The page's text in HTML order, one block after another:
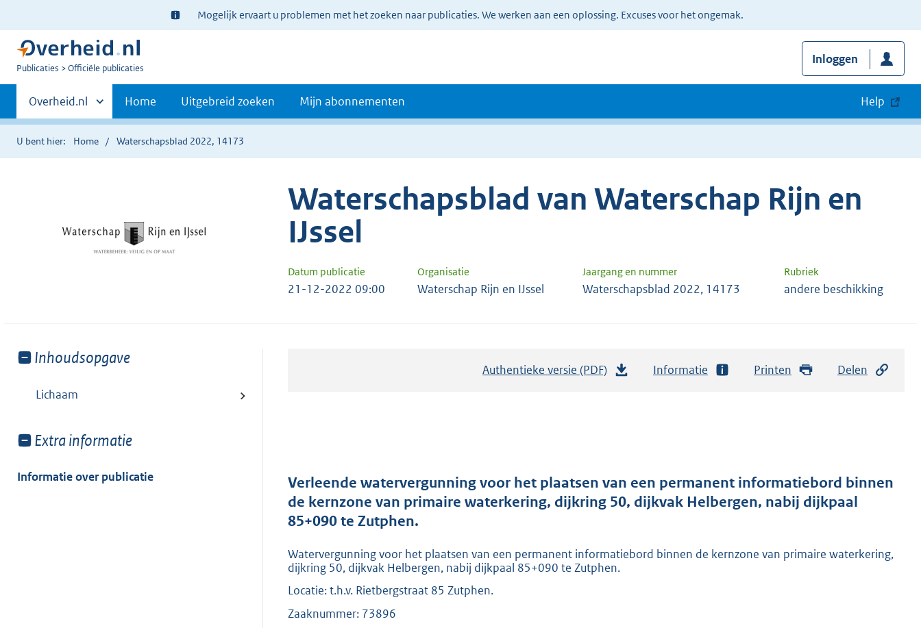
Ter
informatie:
Mogelijk ervaart u problemen met het zoeken naar publicaties. We werken aan een oplossing. Excuses voor het ongemak.
U
Publicaties Officiële publicaties
Inloggen
Primaire
navigatie
Andere
sites
binnen
Overheid.nl Home Uitgebreid zoeken Mijn abonnementen Help
U bent hier: Home Waterschapsblad 2022, 14173
Waterschapsblad van Waterschap Rijn en
IJssel
Datum publicatie Organisatie Jaargang en nummer Rubriek
21-12-2022 09:00 Waterschap Rijn en IJssel Waterschapsblad 2022, 14173 andere beschikking
Toon
van:
Inhoudsopgave
Lichaam
Toon
van:
Extra informatie
Informatie over publicatie
Authentieke versie (PDF)
d
s
o
o
Informatie Printen Delen
Verleende watervergunning voor het plaatsen van een permanent informatiebord binnen
de kernzone van primaire waterkering, dijkring 50, dijkvak Helbergen, nabij dijkpaal
85+090 te Zutphen.
Watervergunning voor het plaatsen van een permanent informatiebord binnen de kernzone van primaire waterkering,
dijkring 50, dijkvak Helbergen, nabij dijkpaal 85+090 te Zutphen.
Locatie: t.h.v. Rietbergstraat 85 Zutphen.
Zaaknummer: 73896